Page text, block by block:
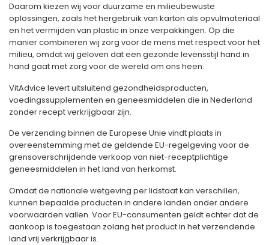
Daarom kiezen wij voor duurzame en milieubewuste
oplossingen, zoals het hergebruik van karton als opvulmateriaal
en het vermijden van plastic in onze verpakkingen. Op die
manier combineren wij zorg voor de mens met respect voor het
milieu, omdat wij geloven dat een gezonde levensstijl hand in
hand gaat met zorg voor de wereld om ons heen.
VitAdvice levert uitsluitend gezondheidsproducten,
voedingssupplementen en geneesmiddelen die in Nederland
zonder recept verkrijgbaar zijn.
De verzending binnen de Europese Unie vindt plaats in
overeenstemming met de geldende EU-regelgeving voor de
grensoverschrijdende verkoop van niet-receptplichtige
geneesmiddelen in het land van herkomst.
Omdat de nationale wetgeving per lidstaat kan verschillen,
kunnen bepaalde producten in andere landen onder andere
voorwaarden vallen. Voor EU-consumenten geldt echter dat de
aankoop is toegestaan zolang het product in het verzendende
land vrij verkrijgbaar is.